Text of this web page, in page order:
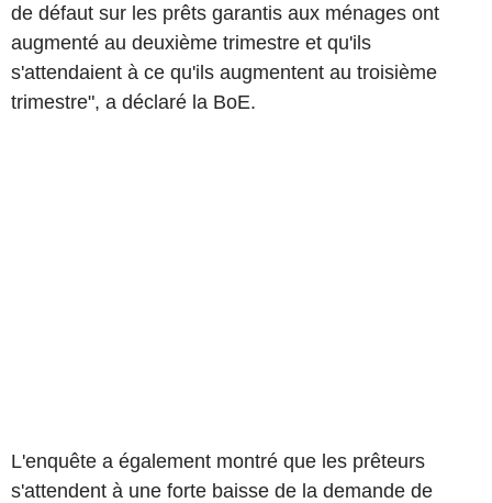
de défaut sur les prêts garantis aux ménages ont
augmenté au deuxième trimestre et qu'ils
s'attendaient à ce qu'ils augmentent au troisième
trimestre", a déclaré la BoE.
L'enquête a également montré que les prêteurs
s'attendent à une forte baisse de la demande de